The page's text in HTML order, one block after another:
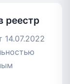
реестр
14.07.2022